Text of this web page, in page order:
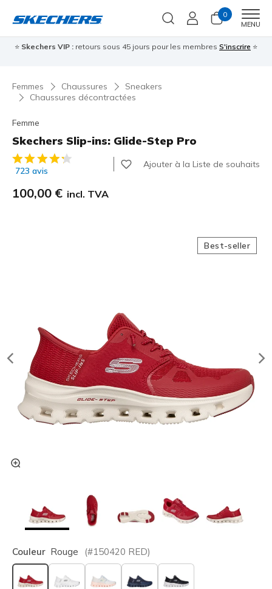
0
MENU
⭐ Skechers VIP : retours sous 45 jours pour les membres S'inscrire ⭐
Femmes Chaussures
Sneakers
Chaussures décontractées
Femme
Skechers Slip-ins: Glide-Step Pro
Évaluation client 5 sur 5
723 avis
Ajouter à la Liste de souhaits
100,00 € incl. TVA
Best-seller
Couleur Rouge (#150420 RED)